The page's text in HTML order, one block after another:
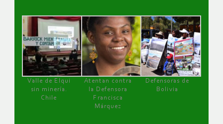
Valle de Elqui
sin minería.
Chile
Atentan contra
la Defensora
Francisca
Márquez
Defensoras de
Bolivia